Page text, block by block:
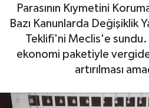
Parasının Kıymetini
Bazı Kanunlarda Değişiklik
Teklifi'ni Meclis'e
ekonomi paketiyle
artırılması